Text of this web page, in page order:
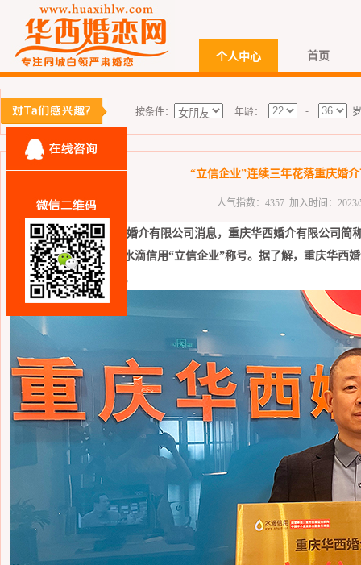
个人中心 首页
按条件： 年龄： - 岁
“立信企业”连续三年花落重庆婚
人气指数：4357 加入时间：2023/
近日，据重庆 华西婚介有限公司 消息， 重庆华西婚介有限公司简
业信用权威认证，荣获水滴信用“立信企业”称号。 据了解，重庆华西
信用的“立信企业”荣誉。